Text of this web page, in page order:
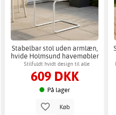
Stabelbar stol uden armlæn,
hvide Holmsund havemøbler
Stilfuldt hvidt design til alle
udendørsmiljøer
609 DKK
På lager
Køb